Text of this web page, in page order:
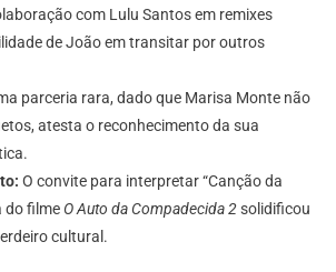
com Lulu Santos em remixes
de João em transitar por outros
parceria rara, dado que Marisa Monte não
atesta o reconhecimento da sua
O convite para interpretar “Canção da
do filme O Auto da Compadecida 2solidificou
cultural.